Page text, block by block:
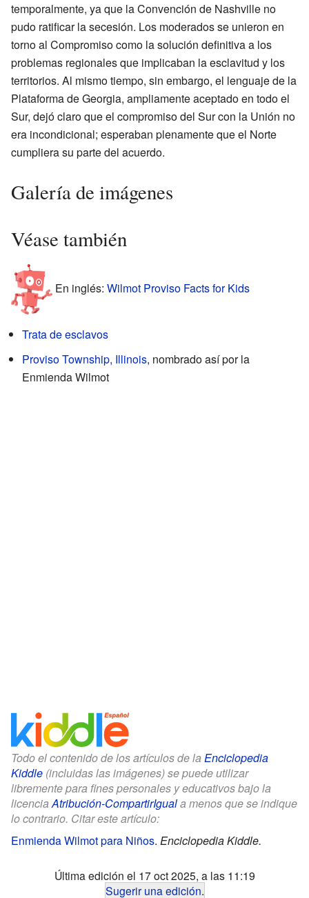
temporalmente, ya que la Convención de Nashville no
pudo ratificar la secesión. Los moderados se unieron en
torno al Compromiso como la solución definitiva a los
problemas regionales que implicaban la esclavitud y los
territorios. Al mismo tiempo, sin embargo, el lenguaje de la
Plataforma de Georgia, ampliamente aceptado en todo el
Sur, dejó claro que el compromiso del Sur con la Unión no
era incondicional; esperaban plenamente que el Norte
cumpliera su parte del acuerdo.
Galería de imágenes
Véase también
En inglés: Wilmot Proviso Facts for Kids
Trata de esclavos
Proviso Township, Illinois, nombrado así por la
Enmienda Wilmot
Todo el contenido de los artículos de la Enciclopedia
Kiddle (incluidas las imágenes) se puede utilizar
libremente para fines personales y educativos bajo la
licenciaAtribución-CompartirIguala menos que se indique
lo contrario. Citar este artículo:
Enmienda Wilmot para Niños. Enciclopedia Kiddle.
Última edición el 17 oct 2025, a las 11:19
Sugerir una edición.